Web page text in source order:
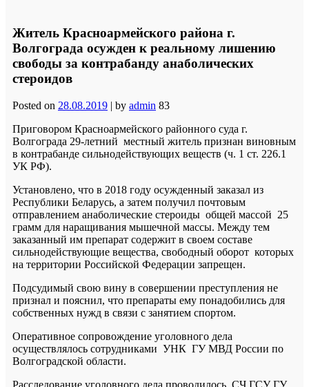
Житель Красноармейского района г.
Волгограда осужден к реальному лишению
свободы за контрабанду анаболических
стероидов
Posted on 28.08.2019 | by admin 83
Приговором Красноармейского районного суда г.
Волгограда 29‑летний местный житель признан виновным
в контрабанде сильнодействующих веществ (ч. 1 ст. 226.1
УК РФ).
Установлено, что в 2018 году осужденный заказал из
Республики Беларусь, а затем получил почтовым
отправлением анаболические стероиды общей массой 25
грамм для наращивания мышечной массы. Между тем
заказанный им препарат содержит в своем составе
сильнодействующие вещества, свободный оборот которых
на территории Российской Федерации запрещен.
Подсудимый свою вину в совершении преступления не
признал и пояснил, что препараты ему понадобились для
собственных нужд в связи с занятием спортом.
Оперативное сопровождение уголовного дела
осуществлялось сотрудниками УНК ГУ МВД России по
Волгоградской области.
Расследование уголовного дела проводилось СЧ ГСУ ГУ